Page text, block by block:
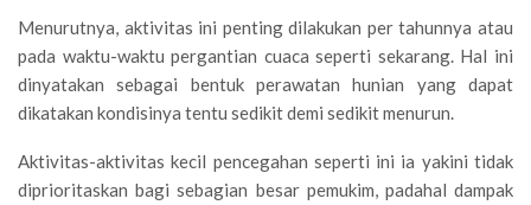
Menurutnya, aktivitas ini penting dilakukan per tahunnya atau
pada waktu-waktu pergantian cuaca seperti sekarang. Hal ini
dinyatakan sebagai bentuk perawatan hunian yang dapat
dikatakan kondisinya tentu sedikit demi sedikit menurun.
Aktivitas-aktivitas kecil pencegahan seperti ini ia yakini tidak
diprioritaskan bagi sebagian besar pemukim, padahal dampak